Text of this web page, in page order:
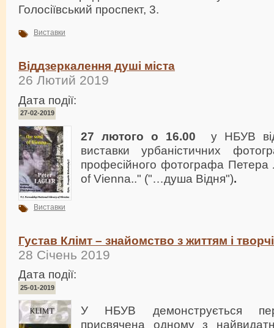
Голосіївський проспект, 3.
Виставки
Віддзеркалення душі міста
26 Лютий 2019
Дата події:
27-02-2019
27 лютого о 16.00 у НБУВ
виставки урбаністичних
професійного фотографа
of Vienna.." ("…душа Відня").
Виставки
Густав Клімт – знайомство з життям і
28 Січень 2019
Дата події:
25-01-2019
У НБУВ демонструється
присвячена одному з